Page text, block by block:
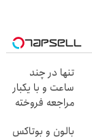
تنها در چند
ساعت و با یکبار
مراجعه فروخته
بالون و بوتاکس